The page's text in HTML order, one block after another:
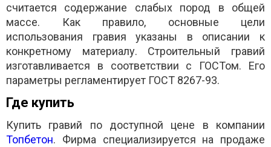
считается содержание слабых пород в общей
массе. Как правило, основные цели
использования гравия указаны в описании к
конкретному материалу. Строительный гравий
изготавливается в соответствии с ГОСТом. Его
параметры регламентирует ГОСТ 8267-93.
Где купить
Купить гравий по доступной цене в компании
Топбетон. Фирма специализируется на продаже